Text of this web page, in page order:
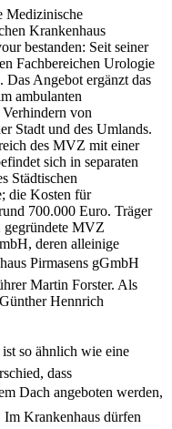
Medizinische
Krankenhaus
bestanden: Seit seiner
Fachbereichen Urologie
Das Angebot ergänzt das
ambulanten
von
Stadt und des Umlands.
des MVZ mit einer
sich in separaten
Städtischen
die Kosten für
700.000 Euro. Träger
gegründete MVZ
deren alleinige
Pirmasens gGmbH 
Martin Forster. Als
Hennrich
ist so ähnlich wie eine
dass
Dach angeboten werden,
Krankenhaus dürfen